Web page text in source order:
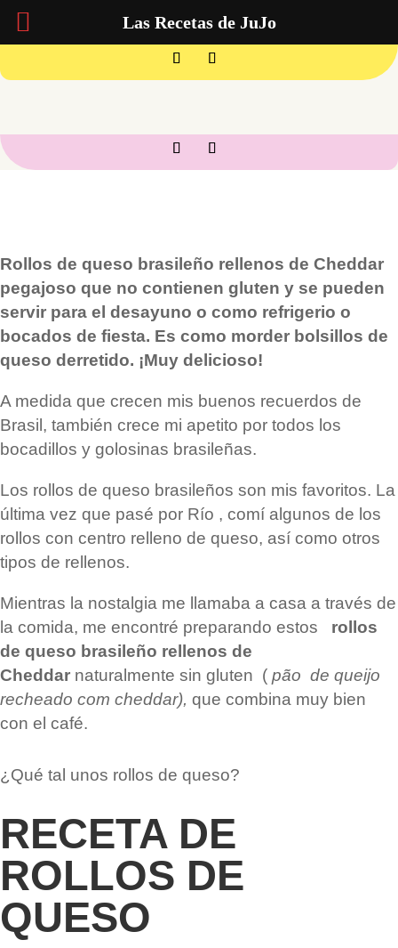
Rollos de queso brasileño rellenos de Cheddar
pegajoso que no contienen gluten y se pueden
servir para el desayuno o como refrigerio o
bocados de fiesta. Es como morder bolsillos de
queso derretido. ¡Muy delicioso!
A medida que crecen mis buenos recuerdos de
Brasil, también crece mi apetito por todos los
bocadillos y golosinas brasileñas.
Los rollos de queso brasileños son mis favoritos. La
última vez que pasé por Río , comí algunos de los
rollos con centro relleno de queso, así como otros
tipos de rellenos.
Mientras la nostalgia me llamaba a casa a través de
la comida, me encontré preparando estos rollos
de queso brasileño rellenos de
Cheddar naturalmente sin gluten ( pão de queijo
recheado com cheddar), que combina muy bien
con el café.
¿Qué tal unos rollos de queso?
RECETA DE
ROLLOS DE
QUESO
Las Recetas de JuJo